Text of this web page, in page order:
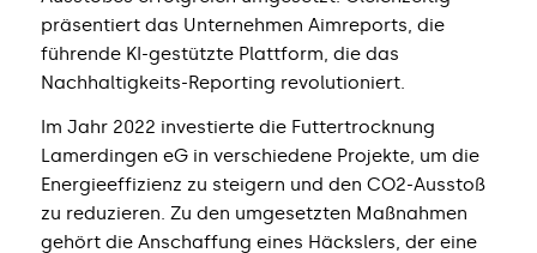
präsentiert das Unternehmen Aimreports, die
führende KI-gestützte Plattform, die das
Nachhaltigkeits-Reporting revolutioniert.
Im Jahr 2022 investierte die Futtertrocknung
Lamerdingen eG in verschiedene Projekte, um die
Energieeffizienz zu steigern und den CO2-Ausstoß
zu reduzieren. Zu den umgesetzten Maßnahmen
gehört die Anschaffung eines Häckslers, der eine